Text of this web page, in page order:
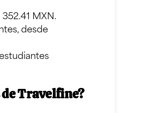
MXN.
desde
Travelfine?